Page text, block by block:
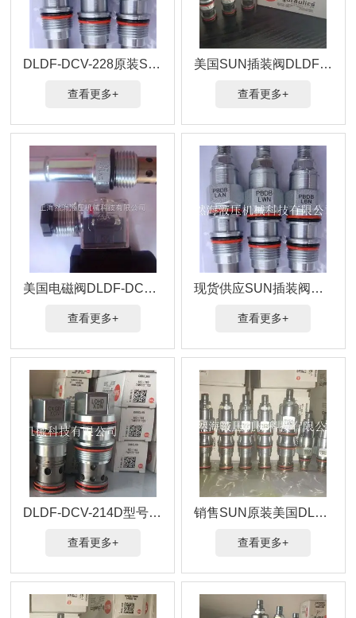
DLDF-DCV-228原装SUN插装阀单价多少
查看更多+
美国SUN插装阀DLDF-DCV-224D行情价
查看更多+
美国电磁阀DLDF-DCV-224原装SUN插装阀
查看更多+
现货供应SUN插装阀DLDF-DCV-223美国进口
查看更多+
DLDF-DCV-214D型号插装阀美国SUN品牌
查看更多+
销售SUN原装美国DLDF-DCV-214电磁阀
查看更多+